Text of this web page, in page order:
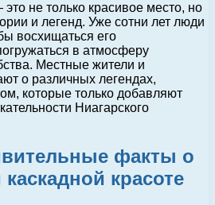
не только красивое место, но
и легенд. Уже сотни лет люди
восхищаться его
в атмосферу
Местные жители и
о различных легендах,
которые только добавляют
Ниагарского
факты о
красоте